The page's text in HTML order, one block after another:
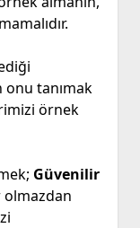
tanımak
örnek
Güvenilir